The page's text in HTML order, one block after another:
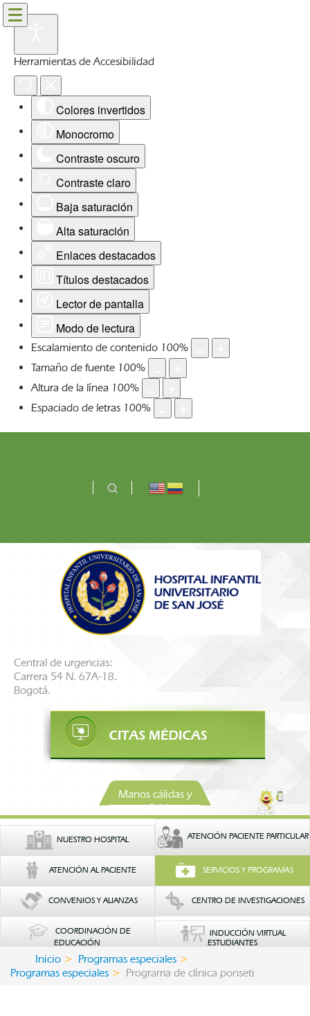
Herramientas de Accesibilidad
Colores invertidos
Monocromo
Contraste oscuro
Contraste claro
Baja saturación
Alta saturación
Enlaces destacados
Títulos destacados
Lector de pantalla
Modo de lectura
Escalamiento de contenido 100%
Tamaño de fuente 100%
Altura de la línea 100%
Espaciado de letras 100%
Central de urgencias:
Carrera 54 N. 67A-18.
Bogotá.
Manos cálidas y
confiables
NUESTRO HOSPITAL ATENCIÓN PACIENTE PARTICULAR
ATENCIÓN AL PACIENTE SERVICIOS Y PROGRAMAS
CONVENIOS Y ALIANZAS CENTRO DE INVESTIGACIONES
COORDINACIÓN DE
EDUCACIÓN
INDUCCIÓN VIRTUAL
ESTUDIANTES
Inicio
Programas especiales
Programas especiales
Programa de clínica ponseti